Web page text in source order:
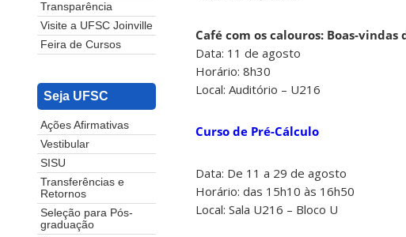
Transparência
Visite a UFSC Joinville
Feira de Cursos
Seja UFSC
Ações Afirmativas
Vestibular
SISU
Transferências e
Retornos
Seleção para Pós-
graduação
Café com os calouros: Boas-
Data: 11 de agosto
Horário: 8h30
Local: Auditório – U216
Curso de Pré-Cálculo
Data: De 11 a 29 de agosto
Horário: das 15h10 às 16h50
Local: Sala U216 – Bloco U